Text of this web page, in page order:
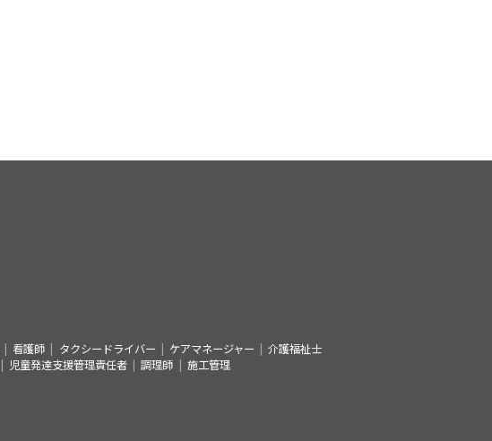
看護師 タクシードライバー ケアマネージャー
介護福祉士
児童発達支援管理責任者 調理師 施工管理